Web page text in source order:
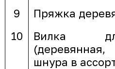
9
Пряжка
10
Вилка
шнура в